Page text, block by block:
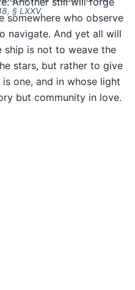
somewhere who observe
navigate. And yet all will
ship is not to weave the
stars, but rather to give
one, and in whose light
but community in love.
§ LXXV.